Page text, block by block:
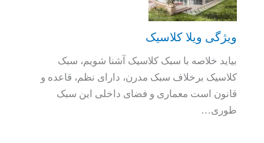
ویژگی ویلا کلاسیک
بیاید خلاصه با سبک کلاسیک آشنا شویم، سبک
کلاسیک برخلاف سبک مدرن، دارای نظم، قاعده و
قانون است معماری و فضای داخلی این سبک
طوری…